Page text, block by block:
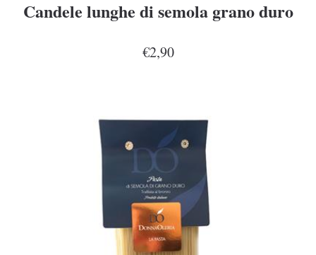
Candele lunghe di semola grano duro
€2,90